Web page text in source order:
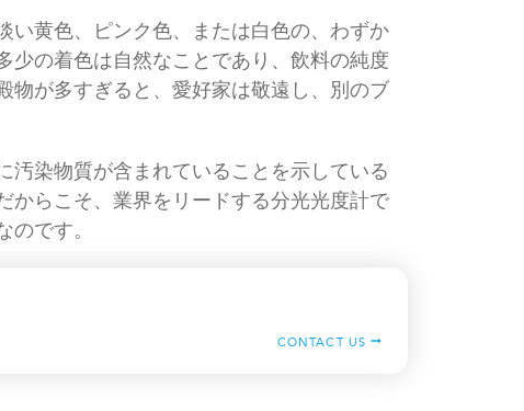
い黄色、ピンク色、または白色の、わずか
少の着色は自然なことであり、飲料の純度
物が多すぎると、愛好家は敬遠し、別のブ
染物質が含まれていることを示している
からこそ、業界をリードする分光光度計で
です。
CONTACT US